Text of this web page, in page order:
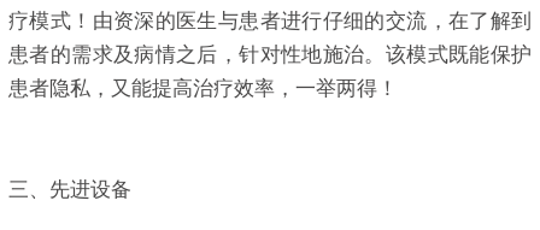
疗模式！由资深的医生与患者进行仔细的交流，在了解到
患者的需求及病情之后，针对性地施治。该模式既能保护
患者隐私，又能提高治疗效率，一举两得！
三、先进设备